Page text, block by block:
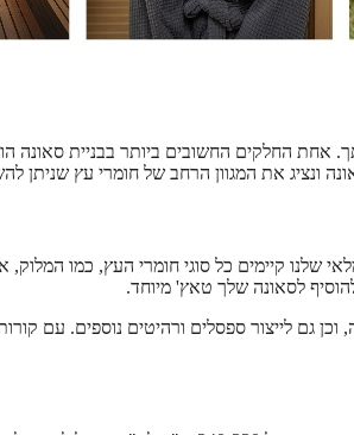
אחת החלקים החשובים ביותר בבניית סאונה
ונציג את המגוון הרחב של חומרי עץ שניתן
שלנו קיימים כל סוגי חומרי העץ, כמו המלוק,
לסאונה שלך טאץ' מיוחד.
גם לייצור ספסלים ורהיטים נוספים. עם